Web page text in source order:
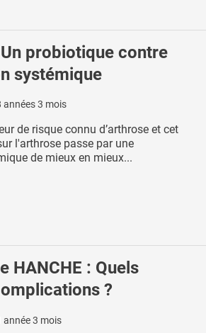
Un probiotique contre
systémique
années 3 mois
de risque connu d’arthrose et cet
l'arthrose passe par une
de mieux en mieux...
HANCHE : Quels
?
année 3 mois